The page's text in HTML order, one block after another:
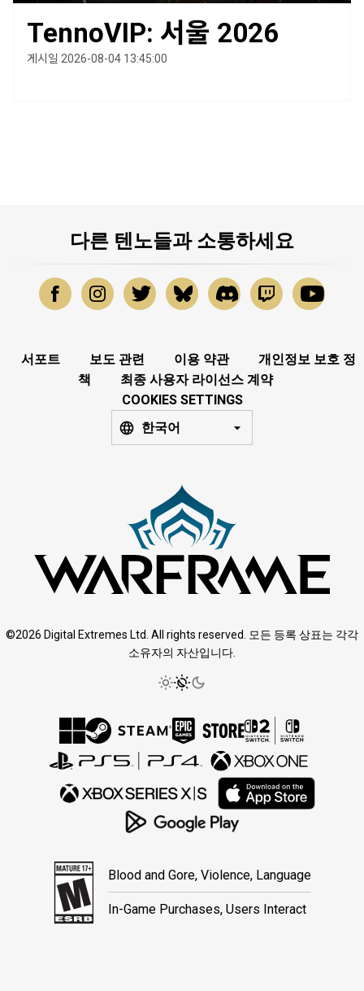
TennoVIP: 서울 2026
게시일 2026-08-04 13:45:00
다른 텐노들과 소통하세요
서포트 보도 관련 이용 약관
개인정보 보호 정
책
최종 사용자 라이선스 계약
COOKIES SETTINGS
한국어
©2026 Digital Extremes Ltd. All rights reserved. 모든 등록 상표는 각각
소유자의 자산입니다.
Blood and Gore, Violence, Language
In-Game Purchases, Users Interact